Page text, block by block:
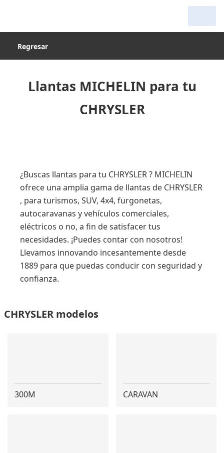
Regresar
Llantas MICHELIN para tu
CHRYSLER
¿Buscas llantas para tu CHRYSLER ? MICHELIN
ofrece una amplia gama de llantas de CHRYSLER
, para turismos, SUV, 4x4, furgonetas,
autocaravanas y vehículos comerciales,
eléctricos o no, a fin de satisfacer tus
necesidades. ¡Puedes contar con nosotros!
Llevamos innovando incesantemente desde
1889 para que puedas conducir con seguridad y
confianza.
CHRYSLER modelos
300M CARAVAN